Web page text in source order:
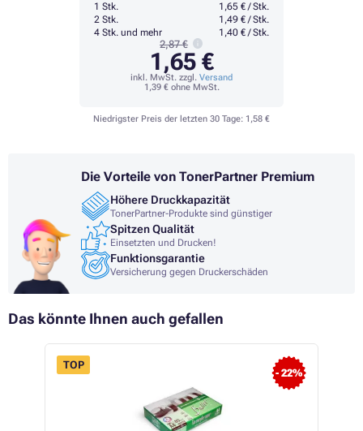
1 Stk.
1,65 € / Stk.
2 Stk.
1,49 € / Stk.
4 Stk. und mehr
1,40 € / Stk.
2,87 €
1,65 €
inkl. MwSt. zzgl. Versand
1,39 €ohne MwSt.
Niedrigster Preis der letzten 30 Tage: 1,58 €
Die Vorteile von TonerPartner Premium
Höhere Druckkapazität
TonerPartner-Produkte sind günstiger
Spitzen Qualität
Einsetzten und Drucken!
Funktionsgarantie
Versicherung gegen Druckerschäden
Das könnte Ihnen auch gefallen
- 22%
TOP